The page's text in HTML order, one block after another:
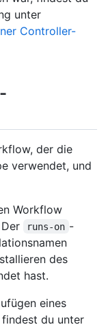
unter
Controller-
der die
verwendet, und
Workflow
runs-on -
des
hast.
eines
du unter